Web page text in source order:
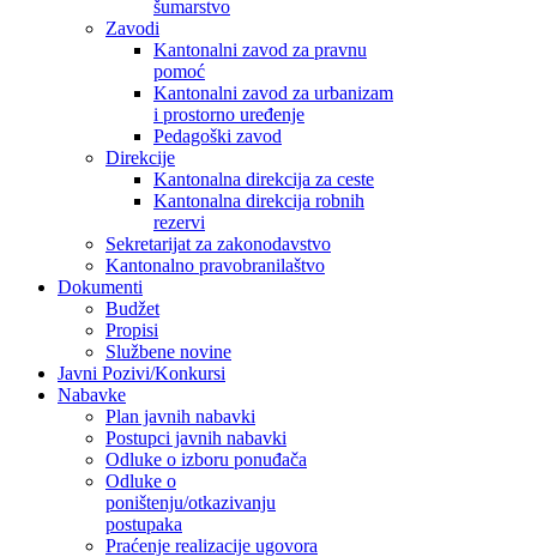
šumarstvo
Zavodi
Kantonalni zavod za pravnu
pomoć
Kantonalni zavod za urbanizam
i prostorno uređenje
Pedagoški zavod
Direkcije
Kantonalna direkcija za ceste
Kantonalna direkcija robnih
rezervi
Sekretarijat za zakonodavstvo
Kantonalno pravobranilaštvo
Dokumenti
Budžet
Propisi
Službene novine
Javni Pozivi/Konkursi
Nabavke
Plan javnih nabavki
Postupci javnih nabavki
Odluke o izboru ponuđača
Odluke o
poništenju/otkazivanju
postupaka
Praćenje realizacije ugovora